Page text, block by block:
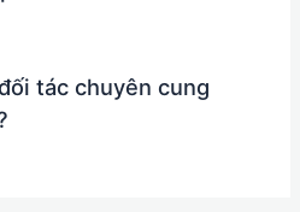
tác chuyên cung